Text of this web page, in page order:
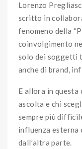
Lorenzo
scritto in
fenomeno della
coinvolgimento
solo dei soggetti
anche di brand,
E allora in questa
ascolta e chi
sempre più
influenza esterna
dall’altra parte.